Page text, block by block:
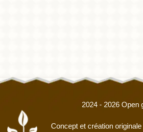
2024 - 2026 Open
Concept et création originale